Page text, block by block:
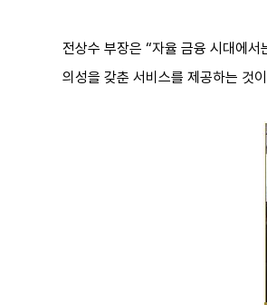
전상수 부장은 “자율 금융 시대에
의성을 갖춘 서비스를 제공하는 것